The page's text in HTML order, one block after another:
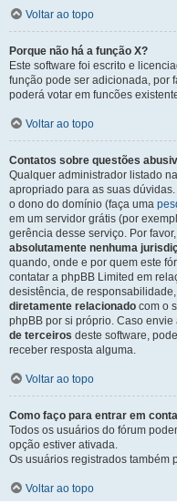
Voltar ao topo
Porque não há a função X?
Este software foi escrito e
função pode ser adicionada, por
poderá votar em funcões
Voltar ao topo
Contatos sobre questões
Qualquer administrador listado
apropriado para as suas
o dono do domínio (faça uma
em um servidor grátis (por
gerência desse serviço. Por
absolutamente nenhuma
quando, onde e por quem este
contatar a phpBB Limited em
desistência, de
diretamente relacionado com o
phpBB por si próprio. Caso
de terceiros deste software,
receber resposta alguma.
Voltar ao topo
Como faço para entrar em
Todos os usuários do fórum
opção estiver ativada.
Os usuários registrados também
Voltar ao topo